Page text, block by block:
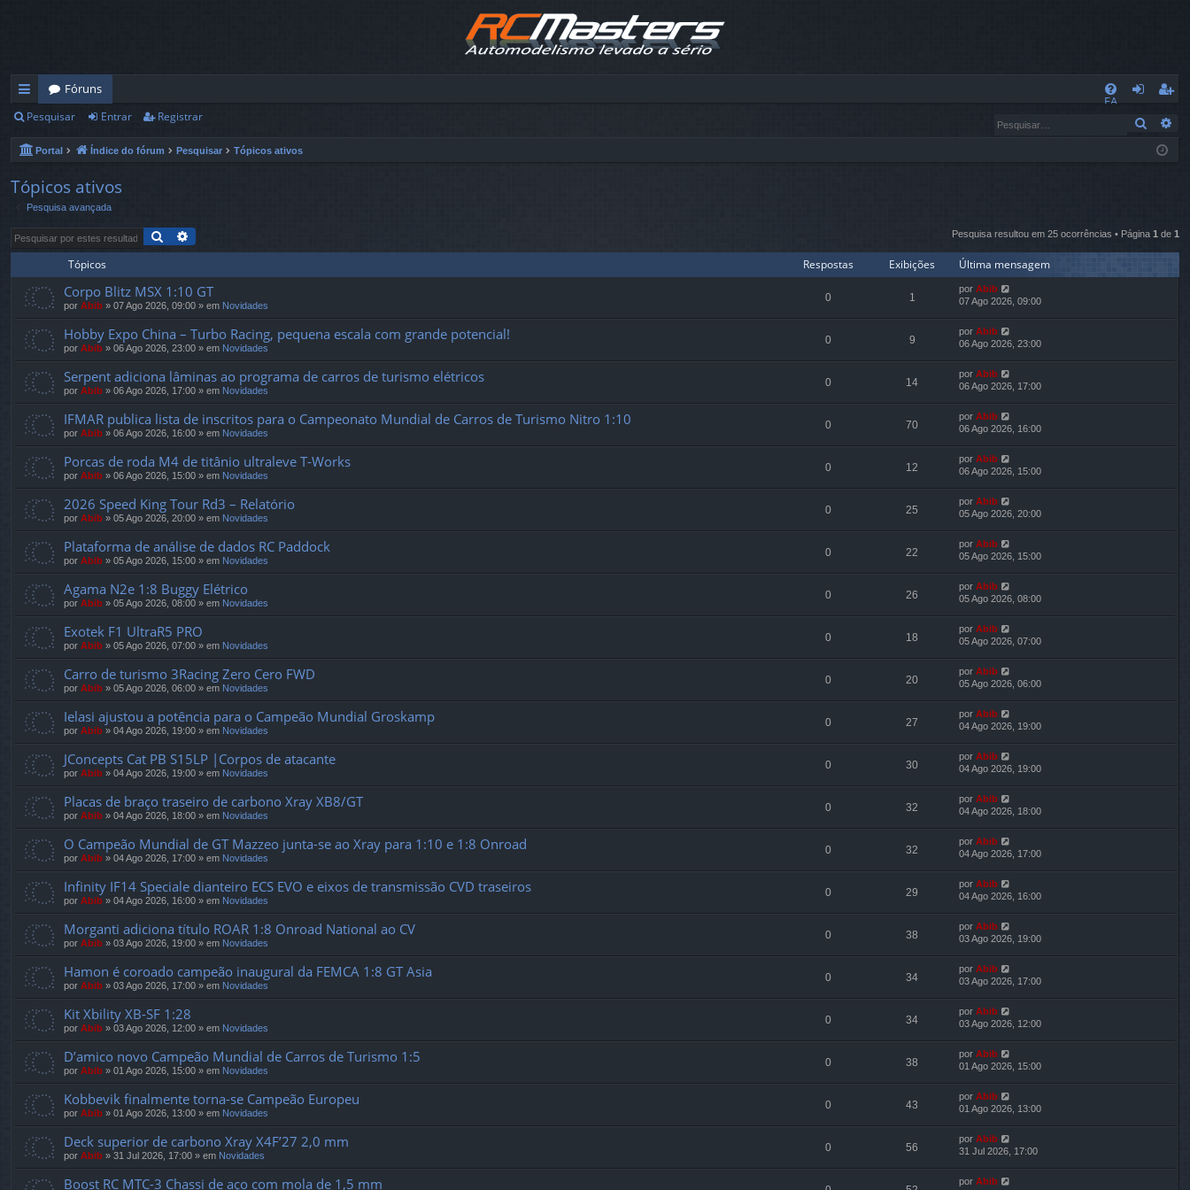
in
ks
d
Fóruns
FA
nt
eg
ist
Pesquisar Entrar Registrar
Portal Índice do fórum Pesquisar Tópicos ativos
Tópicos ativos
Pesquisa avançada
Pesquisar Pesquisa resultou em 25 ocorrências • Página 1 de 1
Tópicos Respostas Exibições Última mensagem
Corpo Blitz MSX 1:10 GT
por Abib » 07 Ago 2026, 09:00 » em Novidades
0 1
por Abib
07 Ago 2026, 09:00
Hobby Expo China – Turbo Racing, pequena escala com grande potencial!
por Abib » 06 Ago 2026, 23:00 » em Novidades
0 9
por Abib
06 Ago 2026, 23:00
Serpent adiciona lâminas ao programa de carros de turismo elétricos
por Abib » 06 Ago 2026, 17:00 » em Novidades
0 14
por Abib
06 Ago 2026, 17:00
IFMAR publica lista de inscritos para o Campeonato Mundial de Carros de Turismo Nitro 1:10
por Abib » 06 Ago 2026, 16:00 » em Novidades
0 70
por Abib
06 Ago 2026, 16:00
Porcas de roda M4 de titânio ultraleve T-Works
por Abib » 06 Ago 2026, 15:00 » em Novidades
0 12
por Abib
06 Ago 2026, 15:00
2026 Speed ​​King Tour Rd3 – Relatório
por Abib » 05 Ago 2026, 20:00 » em Novidades
0 25
por Abib
05 Ago 2026, 20:00
Plataforma de análise de dados RC Paddock
por Abib » 05 Ago 2026, 15:00 » em Novidades
0 22
por Abib
05 Ago 2026, 15:00
Agama N2e 1:8 Buggy Elétrico
por Abib » 05 Ago 2026, 08:00 » em Novidades
0 26
por Abib
05 Ago 2026, 08:00
Exotek F1 UltraR5 PRO
por Abib » 05 Ago 2026, 07:00 » em Novidades
0 18
por Abib
05 Ago 2026, 07:00
Carro de turismo 3Racing Zero Cero FWD
por Abib » 05 Ago 2026, 06:00 » em Novidades
0 20
por Abib
05 Ago 2026, 06:00
Ielasi ajustou a potência para o Campeão Mundial Groskamp
por Abib » 04 Ago 2026, 19:00 » em Novidades
0 27
por Abib
04 Ago 2026, 19:00
JConcepts Cat PB S15LP |Corpos de atacante
por Abib » 04 Ago 2026, 19:00 » em Novidades
0 30
por Abib
04 Ago 2026, 19:00
Placas de braço traseiro de carbono Xray XB8/GT
por Abib » 04 Ago 2026, 18:00 » em Novidades
0 32
por Abib
04 Ago 2026, 18:00
O Campeão Mundial de GT Mazzeo junta-se ao Xray para 1:10 e 1:8 Onroad
por Abib » 04 Ago 2026, 17:00 » em Novidades
0 32
por Abib
04 Ago 2026, 17:00
Infinity IF14 Speciale dianteiro ECS EVO e eixos de transmissão CVD traseiros
por Abib » 04 Ago 2026, 16:00 » em Novidades
0 29
por Abib
04 Ago 2026, 16:00
Morganti adiciona título ROAR 1:8 Onroad National ao CV
por Abib » 03 Ago 2026, 19:00 » em Novidades
0 38
por Abib
03 Ago 2026, 19:00
Hamon é coroado campeão inaugural da FEMCA 1:8 GT Asia
por Abib » 03 Ago 2026, 17:00 » em Novidades
0 34
por Abib
03 Ago 2026, 17:00
Kit Xbility XB-SF 1:28
por Abib » 03 Ago 2026, 12:00 » em Novidades
0 34
por Abib
03 Ago 2026, 12:00
D’amico novo Campeão Mundial de Carros de Turismo 1:5
por Abib » 01 Ago 2026, 15:00 » em Novidades
0 38
por Abib
01 Ago 2026, 15:00
Kobbevik finalmente torna-se Campeão Europeu
por Abib » 01 Ago 2026, 13:00 » em Novidades
0 43
por Abib
01 Ago 2026, 13:00
Deck superior de carbono Xray X4F’27 2,0 mm
por Abib » 31 Jul 2026, 17:00 » em Novidades
0 56
por Abib
31 Jul 2026, 17:00
Boost RC MTC-3 Chassi de aço com mola de 1,5 mm por Abib